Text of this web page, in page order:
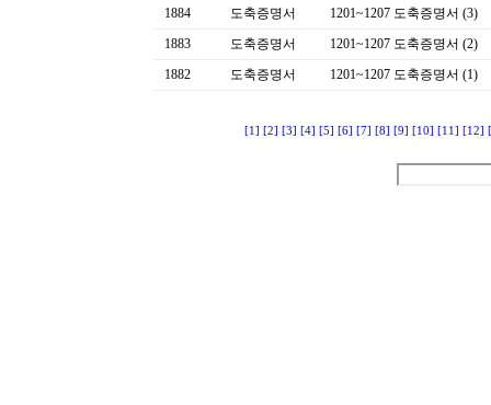
1884
도축증명서
1201~1207 도축증명서 (3)
1883
도축증명서
1201~1207 도축증명서 (2)
1882
도축증명서 1201~1207 도축증명서 (1)
[1] [2] [3] [4] [5] [6] [7] [8] [9] [10] [11] [12]